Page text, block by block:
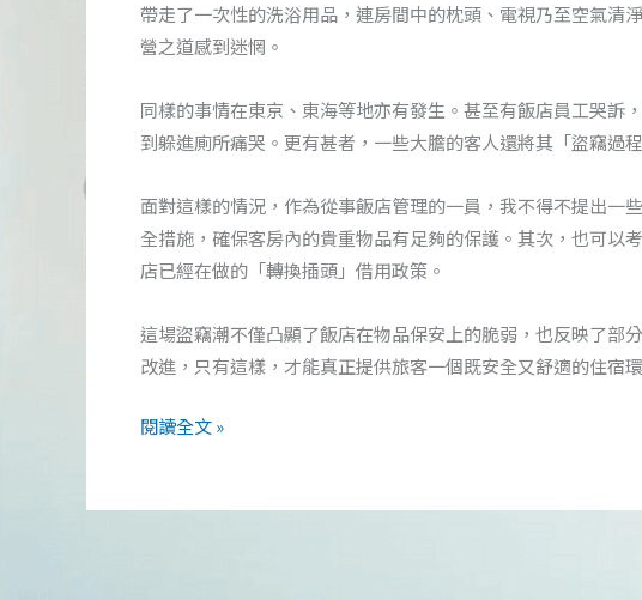
帶走了一次性的洗浴用品，連房間中的枕頭、電視乃至空氣清
營之道感到迷惘。
同樣的事情在東京、東海等地亦有發生。甚至有飯店員工哭訴
到躲進廁所痛哭。更有甚者，一些大膽的客人還將其「盜竊過
面對這樣的情況，作為從事飯店管理的一員，我不得不提出一
全措施，確保客房內的貴重物品有足夠的保護。其次，也可以
店已經在做的「轉換插頭」借用政策。
這場盜竊潮不僅凸顯了飯店在物品保安上的脆弱，也反映了部
改進，只有這樣，才能真正提供旅客一個既安全又舒適的住宿
黃
閱讀全文 »